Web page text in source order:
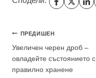
Навигация
ПРЕДИШЕН
Увеличен черен дроб –
овладейте състоянието с
правилно хранене